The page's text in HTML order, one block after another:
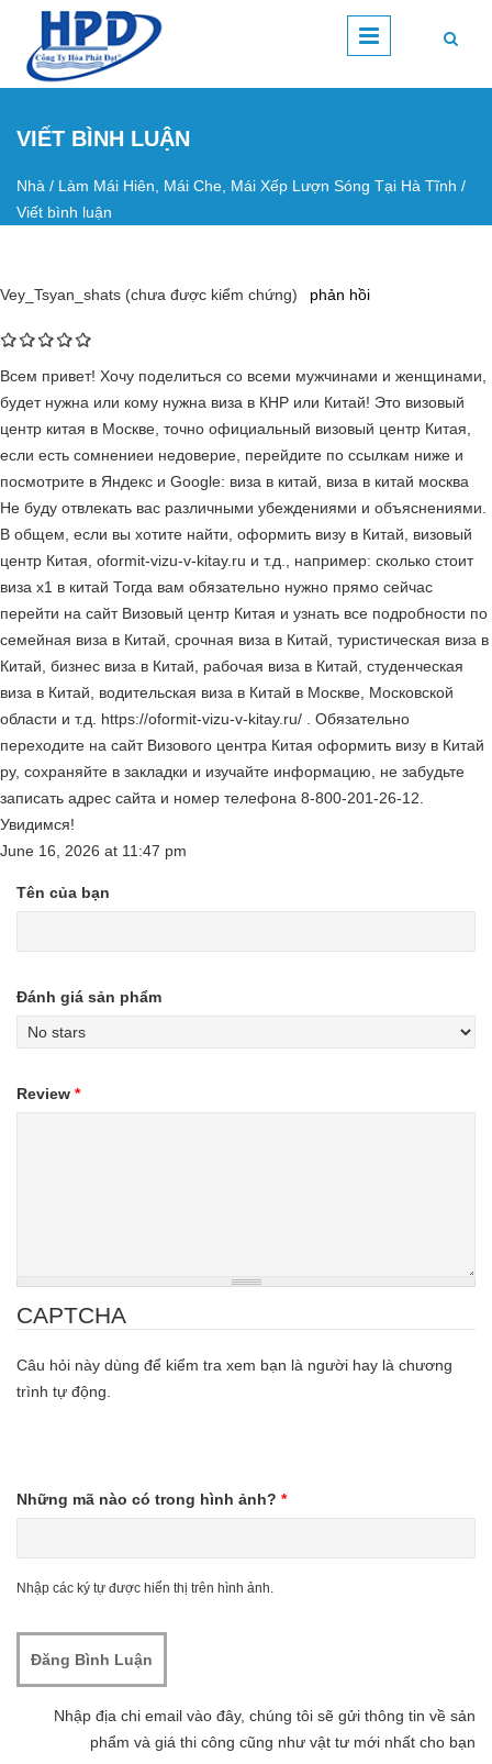
Nhảy đến nội dung
VIẾT BÌNH LUẬN
Bạn đang ở đây
Nhà / Làm Mái Hiên, Mái Che, Mái Xếp Lượn Sóng Tại Hà Tĩnh /
Viết bình luận
Vey_Tsyan_shats (chưa được kiểm chứng) phản hồi
Всем привет! Хочу поделиться со всеми мужчинами и женщинами,
будет нужна или кому нужна виза в КНР или Китай! Это визовый
центр китая в Москве, точно официальный визовый центр Китая,
если есть сомнениеи недоверие, перейдите по ссылкам ниже и
посмотрите в Яндекс и Google: виза в китай, виза в китай москва
Не буду отвлекать вас различными убеждениями и объяснениями.
В общем, если вы хотите найти, оформить визу в Китай, визовый
центр Китая, oformit-vizu-v-kitay.ru и т.д., например: сколько стоит
виза x1 в китай Тогда вам обязательно нужно прямо сейчас
перейти на сайт Визовый центр Китая и узнать все подробности по
семейная виза в Китай, срочная виза в Китай, туристическая виза в
Китай, бизнес виза в Китай, рабочая виза в Китай, студенческая
виза в Китай, водительская виза в Китай в Москве, Московской
области и т.д. https://oformit-vizu-v-kitay.ru/ . Обязательно
переходите на сайт Визового центра Китая оформить визу в Китай
ру, сохраняйте в закладки и изучайте информацию, не забудьте
записать адрес сайта и номер телефона 8-800-201-26-12.
Увидимся!
June 16, 2026 at 11:47 pm
Tên của bạn
Đánh giá sản phẩm
Review *
CAPTCHA
Câu hỏi này dùng để kiểm tra xem bạn là người hay là chương
trình tự động.
Những mã nào có trong hình ảnh? *
Nhập các ký tự được hiển thị trên hình ảnh.
Nhập địa chi email vào đây, chúng tôi sẽ gửi thông tin về sản
phẩm và giá thi công cũng như vật tư mới nhất cho bạn